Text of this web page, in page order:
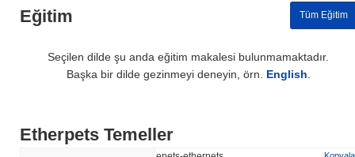
Eğitim Tüm Eğitim
Seçilen dilde şu anda eğitim makalesi bulunmamaktadır.
Başka bir dilde gezinmeyi deneyin, örn. English
Etherpets Temeller
Kopyala